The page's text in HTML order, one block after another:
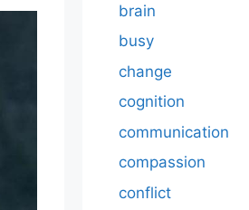
brain
busy
change
cognition
communication
compassion
conflict